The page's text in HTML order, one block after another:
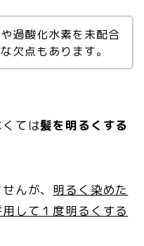
過酸化水素を未配合
欠点もあります。
ては髪を明るくする
んが、 明るく染めた
して１度明るくする